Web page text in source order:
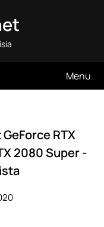
Menu
RTX
2080 Super -